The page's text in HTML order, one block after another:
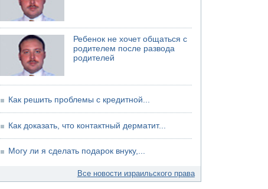
Ребенок не хочет общаться с
родителем после развода
родителей
Как решить проблемы с кредитной...
Как доказать, что контактный дерматит...
Могу ли я сделать подарок внуку,...
Все новости израильского права